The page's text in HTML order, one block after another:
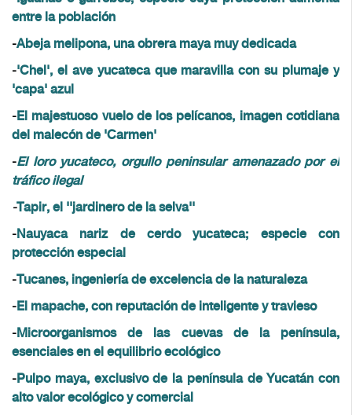
entre la población
-Abeja melipona, una obrera maya muy dedicada
-'Chel', el ave yucateca que maravilla con su plumaje y
'capa' azul
-El majestuoso vuelo de los pelícanos, imagen cotidiana
del malecón de 'Carmen'
-El loro yucateco, orgullo peninsular amenazado por el
tráfico ilegal
-Tapir, el ''jardinero de la selva''
-Nauyaca nariz de cerdo yucateca; especie con
protección especial
-Tucanes, ingeniería de excelencia de la naturaleza
-El mapache, con reputación de inteligente y travieso
-Microorganismos de las cuevas de la península,
esenciales en el equilibrio ecológico
-Pulpo maya, exclusivo de la península de Yucatán con
alto valor ecológico y comercial